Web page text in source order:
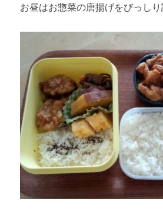
お昼はお惣菜の唐揚げをびっしり